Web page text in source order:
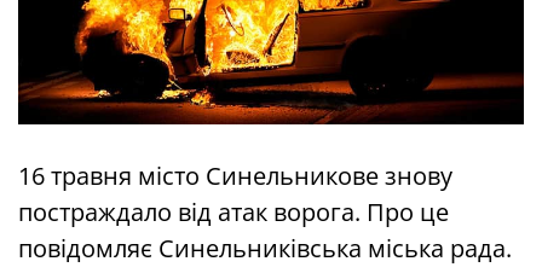
16 травня місто Синельникове знову
постраждало від атак ворога. Про це
повідомляє Синельниківська міська рада.